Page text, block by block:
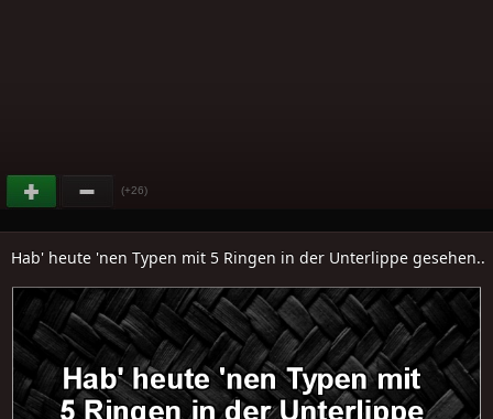
(+26)
Hab' heute 'nen Typen mit 5 Ringen in der Unterlippe gesehen..